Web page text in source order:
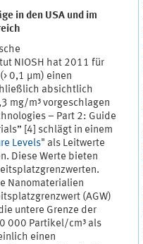
in den USA und im
NIOSH hat 2011 für
0,1 µm) einen
absichtlich
mg/m³ vorgeschlagen
– Part 2: Guide
[4] schlägt in einem
Levels" als Leitwerte
Diese Werte bieten
Nanomaterialien
(AGW)
untere Grenze der
000 Partikel/cm³ als
einen